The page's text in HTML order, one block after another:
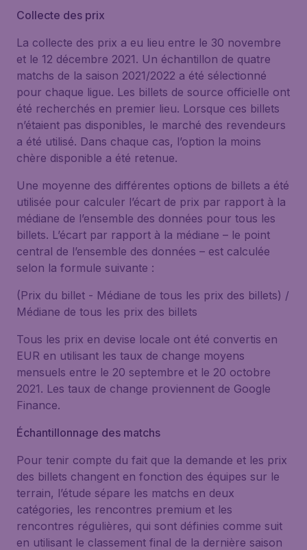
Collecte des prix
La collecte des prix a eu lieu entre le 30 novembre
et le 12 décembre 2021. Un échantillon de quatre
matchs de la saison 2021/2022 a été sélectionné
pour chaque ligue. Les billets de source officielle ont
été recherchés en premier lieu. Lorsque ces billets
n’étaient pas disponibles, le marché des revendeurs
a été utilisé. Dans chaque cas, l’option la moins
chère disponible a été retenue.
Une moyenne des différentes options de billets a été
utilisée pour calculer l’écart de prix par rapport à la
médiane de l’ensemble des données pour tous les
billets. L’écart par rapport à la médiane – le point
central de l’ensemble des données – est calculée
selon la formule suivante :
(Prix du billet - Médiane de tous les prix des billets) /
Médiane de tous les prix des billets
Tous les prix en devise locale ont été convertis en
EUR en utilisant les taux de change moyens
mensuels entre le 20 septembre et le 20 octobre
2021. Les taux de change proviennent de Google
Finance.
Échantillonnage des matchs
Pour tenir compte du fait que la demande et les prix
des billets changent en fonction des équipes sur le
terrain, l’étude sépare les matchs en deux
catégories, les rencontres premium et les
rencontres régulières, qui sont définies comme suit
en utilisant le classement final de la dernière saison